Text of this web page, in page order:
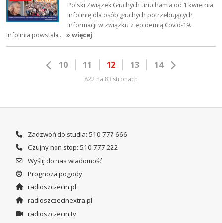
Polski Związek Głuchych uruchamia od 1 kwietnia
infolinię dla osób głuchych potrzebujących
informacji w związku z epidemią Covid-19.
Infolinia powstała… » więcej
10 11 12 13 14
822 na 83 stronach
Zadzwoń do studia: 510 777 666
Czujny non stop: 510 777 222
Wyślij do nas wiadomość
Prognoza pogody
radioszczecin.pl
radioszczecinextra.pl
radioszczecin.tv